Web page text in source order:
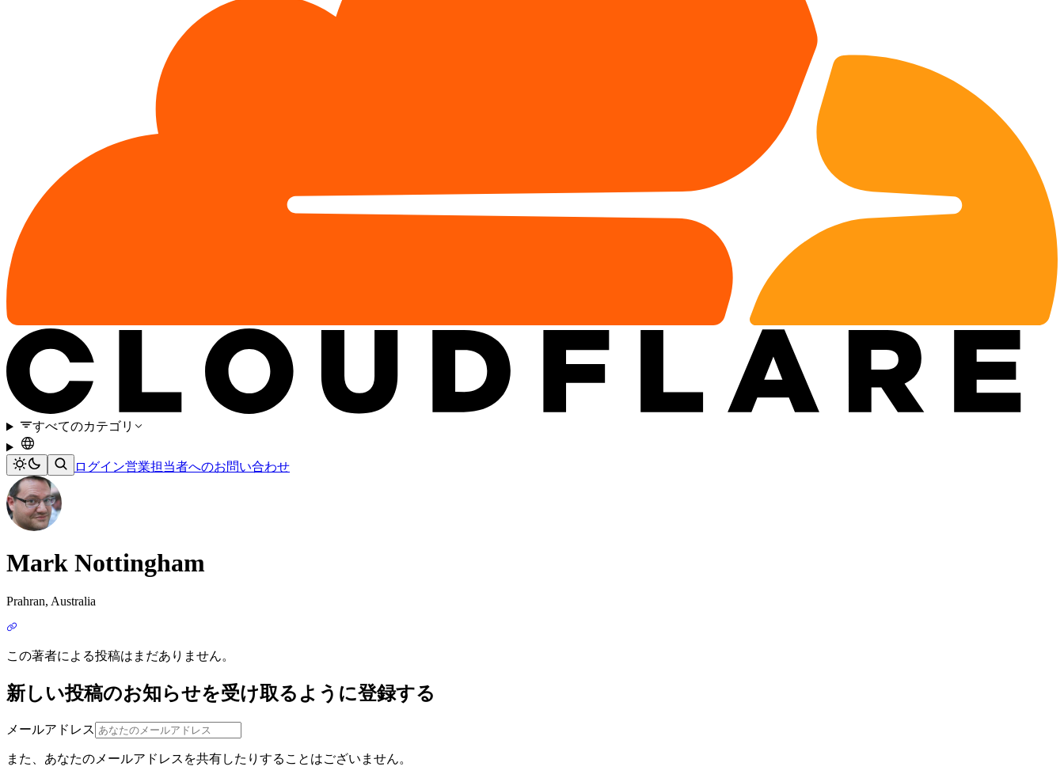
すべてのカテゴリ
ログイン営業担当者へのお問い合わせ
Mark Nottingham
Prahran, Australia
この著者による投稿はまだありません。
新しい投稿のお知らせを受け取るように登録する
メールアドレス
また、あなたのメールアドレスを共有したりすることはございません。